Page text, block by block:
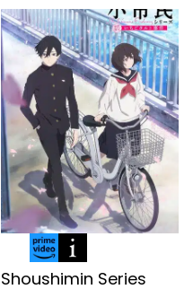
Shoushimin Series